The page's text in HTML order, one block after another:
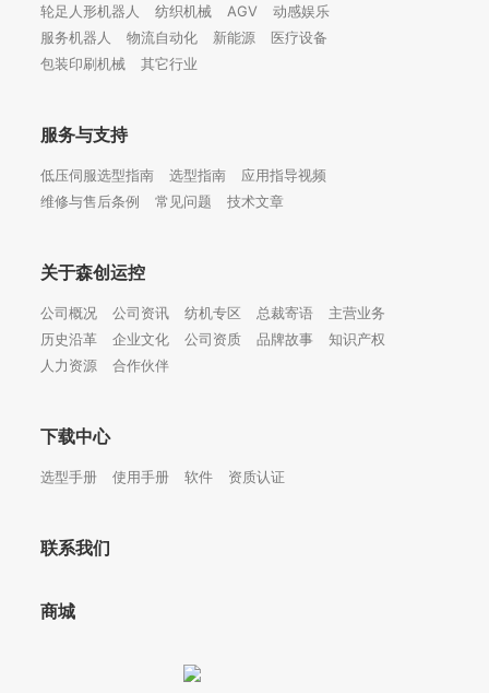
轮足人形机器人 纺织机械 AGV
动感娱乐
服务机器人
物流自动化 新能源
医疗设备
包装印刷机械
其它行业
服务与支持
低压伺服选型指南 选型指南
应用指导视频
维修与售后条例
常见问题 技术文章
关于森创运控
公司概况 公司资讯 纺机专区 总裁寄语
主营业务
历史沿革
企业文化 公司资质 品牌故事
知识产权
人力资源
合作伙伴
下载中心
选型手册 使用手册 软件 资质认证
联系我们
商城